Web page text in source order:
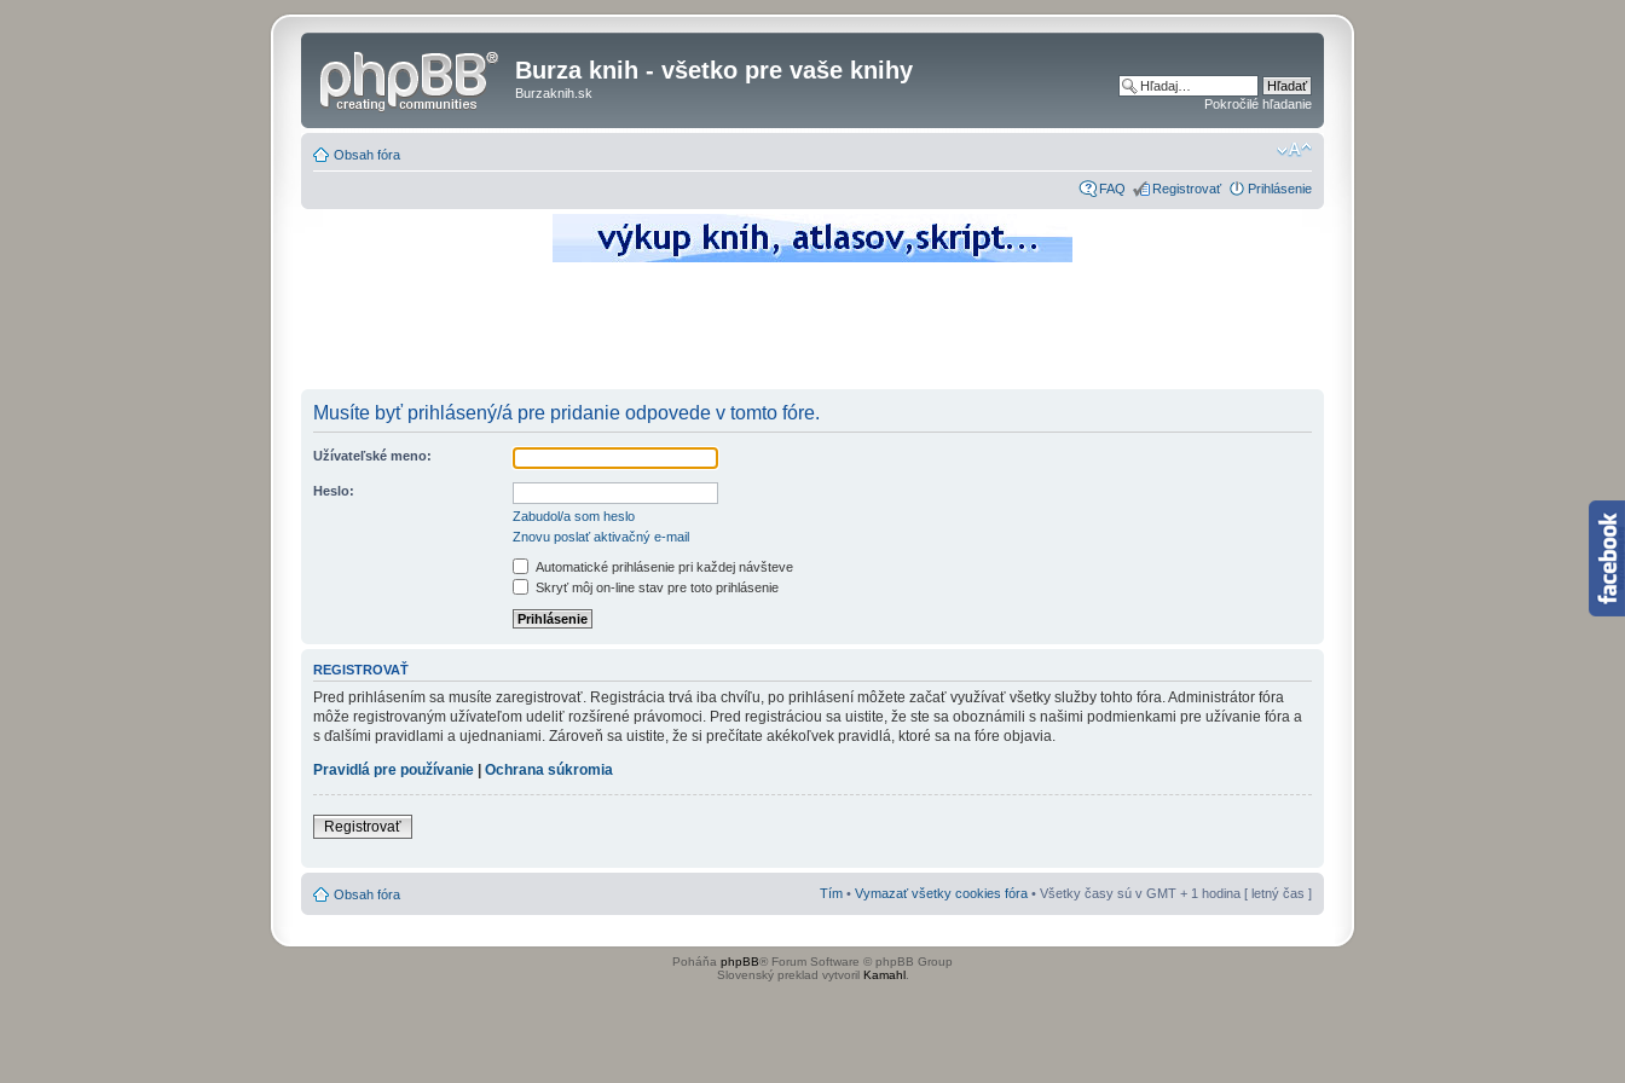
Burza knih - všetko pre vaše knihy
Burzaknih.sk
Pokročilé hľadanie
Obsah fóra
FAQ Registrovať Prihlásenie
Musíte byť prihlásený/á pre pridanie odpovede v tomto fóre.
Užívateľské meno:
Heslo:
Zabudol/a som heslo
Znovu poslať aktivačný e-mail
Automatické prihlásenie pri každej návšteve
Skryť môj on-line stav pre toto prihlásenie
REGISTROVAŤ
Pred prihlásením sa musíte zaregistrovať. Registrácia trvá iba chvíľu, po prihlásení môžete začať využívať všetky služby tohto fóra. Administrátor fóra
môže registrovaným užívateľom udeliť rozšírené právomoci. Pred registráciou sa uistite, že ste sa oboznámili s našimi podmienkami pre užívanie fóra a
s ďalšími pravidlami a ujednaniami. Zároveň sa uistite, že si prečítate akékoľvek pravidlá, ktoré sa na fóre objavia.
Pravidlá pre používanie
Ochrana súkromia
Registrovať
Obsah fóra Tím • Vymazať všetky cookies fóra • Všetky časy sú v GMT + 1 hodina [ letný čas ]
Poháňa phpBB® Forum Software © phpBB Group
Slovenský preklad vytvoril Kamahl.